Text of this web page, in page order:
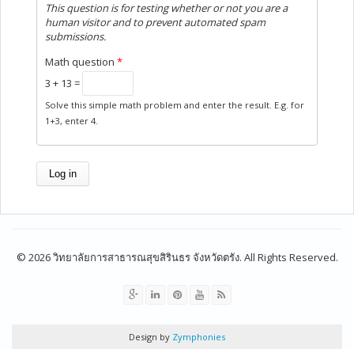
This question is for testing whether or not you are a
human visitor and to prevent automated spam
submissions.
Math question *
3 + 13 =
Solve this simple math problem and enter the result. E.g. for
1+3, enter 4.
© 2026 วิทยาลัยการสาธารณสุขสิรินธร จังหวัดตรัง. All Rights Reserved.
Design by Zymphonies